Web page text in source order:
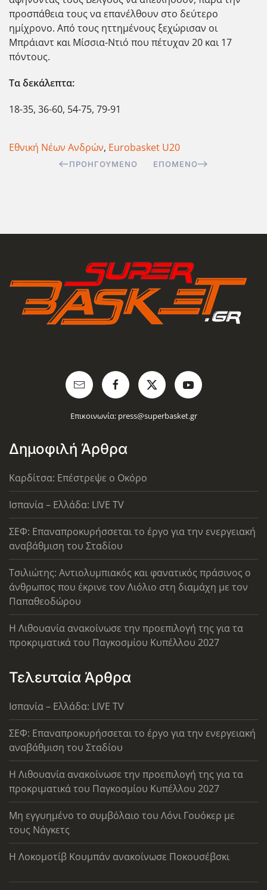
προσπάθεια τους να επανέλθουν στο δεύτερο
ημίχρονο. Από τους ηττημένους ξεχώρισαν οι
Μπράιαντ και Μίσσια-Ντιό που πέτυχαν 20 και 17
πόντους.
Τα δεκάλεπτα:
18-35, 36-60, 54-75, 79-91
Εθνική Νέων Ανδρών, Eurobasket U20
ΠΡΟΗΓΟΎΜΕΝΟ ΕΠΌΜΕΝΟ
Επικοινωνία: press@superbasket.gr
Δημοφιλή Άρθρα
Καρδίτσα: Επέστρεψε ο Οκόρο
Ισπανία – Ελλάδα: LIVE TV
ΣΕΦ: Επαναπροκυρήσσεται το έργο για την ενεργειακή
αναβάθμιση του Σταδίου
Τσιλιώτης: Αντιολυμπιακός και φανατικός πράσινος ο
άνθρωπος που έκρινε τον Λιόλιο στη διαμάχη με τον
Παπαθεοδώρου
Η Λιθουανία ανακοίνωσε την προεπιλογή της για τα
προκριματικά του Παγκοσμίου Κυπέλλου 2027
Τελευταία Άρθρα
Ισπανία – Ελλάδα: LIVE TV
ΣΕΦ: Επαναπροκυρήσσεται το έργο για την ενεργειακή
αναβάθμιση του Σταδίου
Η Λιθουανία ανακοίνωσε την προεπιλογή της για τα
προκριματικά του Παγκοσμίου Κυπέλλου 2027
Μη εγγυημένο το συμβόλαιο του Λόνι Γουόκερ με
τους Νάγκετς
Η Λοκομοτίβ Κουμπάν ανακοίνωσε Ποκουσέβσκι